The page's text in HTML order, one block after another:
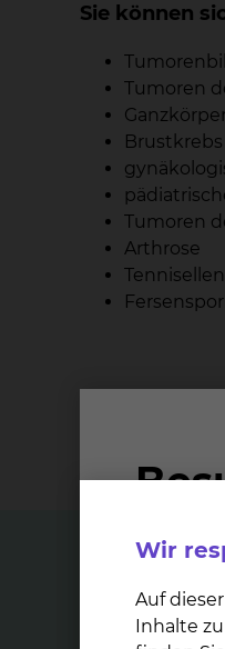
Sie können
Tumoren
Tumoren
Arthrose
Top Themen
Wir
Auf
Inhalte